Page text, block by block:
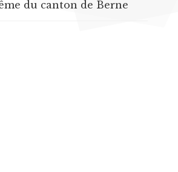
du canton de Berne